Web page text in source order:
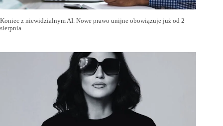
Koniec z niewidzialnym AI. Nowe prawo unijne obowiązuje już od 2
sierpnia.